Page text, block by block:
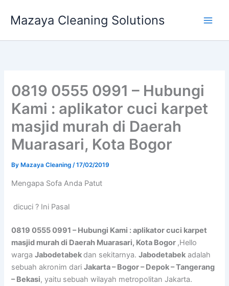
Mazaya Cleaning Solutions
0819 0555 0991 – Hubungi
Kami : aplikator cuci karpet
masjid murah di Daerah
Muarasari, Kota Bogor
By Mazaya Cleaning/17/02/2019
Mеngара Sofa Andа Patut
dicuci ? Ini Pasal
0819 0555 0991 – Hubungi Kami : aplikator cuci karpet
masjid murah di Daerah Muarasari, Kota Bogor ,Hello
wargaJabodetabekdan sekitarnya.Jabodetabek adalah
sebuah akronim dariJakarta – Bogor – Depok – Tangerang
– Bekasi, yaitu sebuah wilayah metropolitan Jakarta.